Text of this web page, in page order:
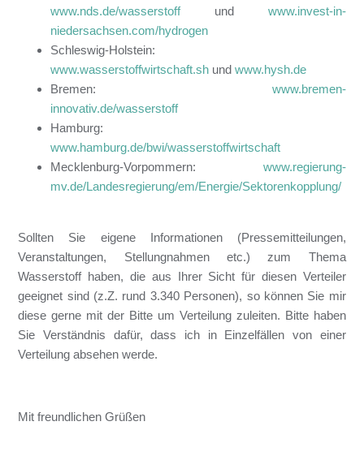
www.nds.de/wasserstoffund www.invest-in-
niedersachsen.com/hydrogen
Schleswig-Holstein:
www.wasserstoffwirtschaft.sh undwww.hysh.de
Bremen: www.bremen-
innovativ.de/wasserstoff
Hamburg:
www.hamburg.de/bwi/wasserstoffwirtschaft
Mecklenburg-Vorpommern: www.regierung-
mv.de/Landesregierung/em/Energie/Sektorenkopplung/
Sollten Sie eigene Informationen (Pressemitteilungen,
Veranstaltungen, Stellungnahmen etc.) zum Thema
Wasserstoff haben, die aus Ihrer Sicht für diesen Verteiler
geeignet sind (z.Z. rund 3.340 Personen), so können Sie mir
diese gerne mit der Bitte um Verteilung zuleiten. Bitte haben
Sie Verständnis dafür, dass ich in Einzelfällen von einer
Verteilung absehen werde.
Mit freundlichen Grüßen